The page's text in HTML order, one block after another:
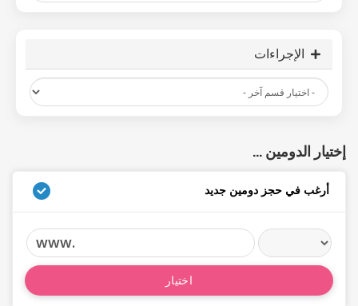
الإجراءات
إختيار الدومين ...
أرغب في حجز دومين جديد
www.
اختيار